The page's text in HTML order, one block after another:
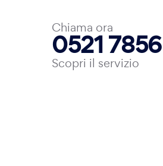
Chiama ora
0521
Scopri il servizio